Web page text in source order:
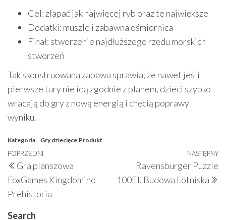
Cel: złapać jak najwięcej ryb oraz te największe
Dodatki: muszle i zabawna ośmiornica
Finał: stworzenie najdłuższego rzędu morskich
stworzeń
Tak skonstruowana zabawa sprawia, że nawet jeśli
pierwsze tury nie idą zgodnie z planem, dzieci szybko
wracają do gry z nową energią i chęcią poprawy
wyniku.
Kategoria Gry dziecięce Produkt
Nawigacja
wpisu
Poprzedni
wpis
POPRZEDNI
Gra planszowa
FoxGames Kingdomino
Prehistoria
NASTĘPNY
Ravensburger Puzzle
100El. Budowa Lotniska
Search